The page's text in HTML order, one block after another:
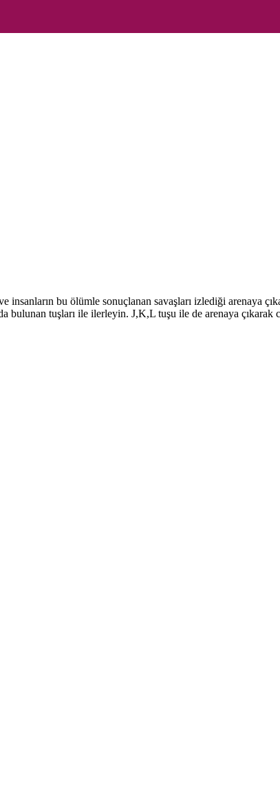
insanların bu ölümle sonuçlanan savaşları izlediği arenaya
tuşları ile ilerleyin. J,K,L tuşu ile de arenaya çıkarak